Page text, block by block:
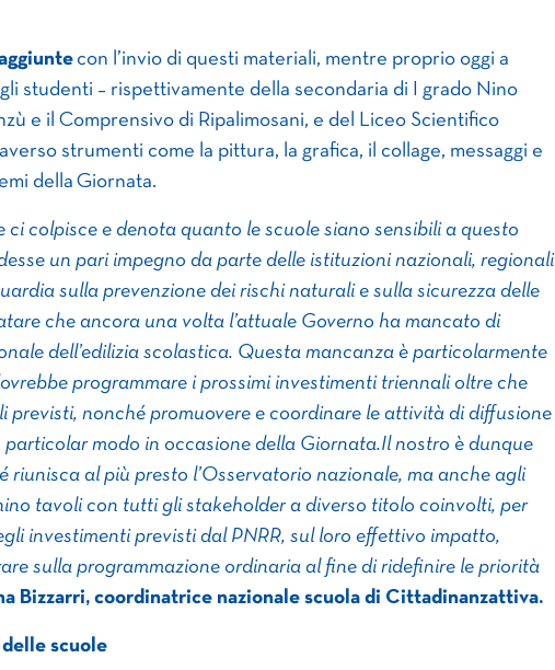
con l’invio di questi materiali, mentre proprio oggi a
gli studenti – rispettivamente della secondaria di I grado Nino
e il Comprensivo di Ripalimosani, e del Liceo Scientifico
strumenti come la pittura, la grafica, il collage, messaggi e
della Giornata.
colpisce e denota quanto le scuole siano sensibili a questo
un pari impegno da parte delle istituzioni nazionali, regionali
sulla prevenzione dei rischi naturali e sulla sicurezza delle
che ancora una volta l’attuale Governo ha mancato di
dell’edilizia scolastica. Questa mancanza è particolarmente
programmare i prossimi investimenti triennali oltre che
previsti, nonché promuovere e coordinare le attività di diffusione
modo in occasione della Giornata.Il nostro è dunque
riunisca al più presto l’Osservatorio nazionale, ma anche agli
tavoli con tutti gli stakeholder a diverso titolo coinvolti, per
investimenti previsti dal PNRR, sul loro effettivo impatto,
sulla programmazione ordinaria al fine di ridefinire le priorità
Bizzarri, coordinatrice nazionale scuola di Cittadinanzattiva.
scuole